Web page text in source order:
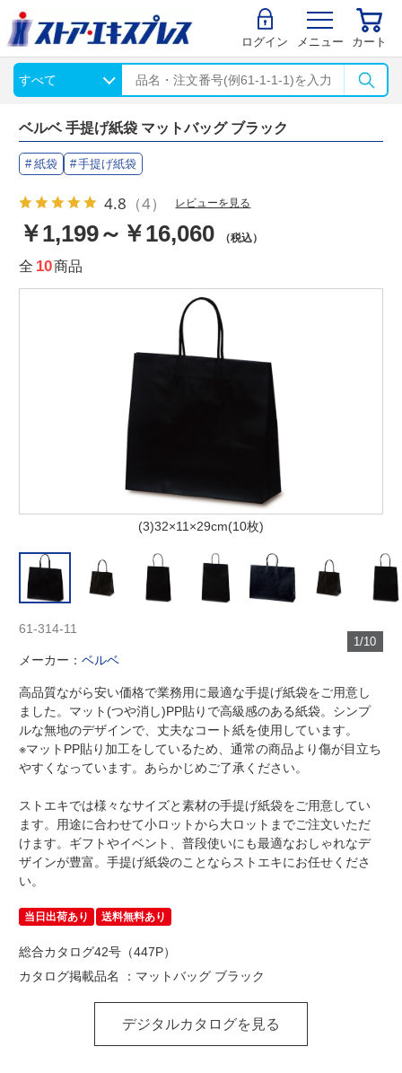
ログイン メニュー カート
ベルベ 手提げ紙袋 マットバッグ ブラック
紙袋 手提げ紙袋
4.8 （4） レビューを見る
￥1,199～￥16,060 （税込）
全 10商品
(3)32×11×29cm(10枚)
1/10
61-314-11
メーカー：ベルベ
高品質ながら安い価格で業務用に最適な手提げ紙袋をご用意し
ました。マット(つや消し)PP貼りで高級感のある紙袋。シンプ
ルな無地のデザインで、丈夫なコート紙を使用しています。
※マットPP貼り加工をしているため、通常の商品より傷が目立ち
やすくなっています。あらかじめご了承ください。
ストエキでは様々なサイズと素材の手提げ紙袋をご用意してい
ます。用途に合わせて小ロットから大ロットまでご注文いただ
けます。ギフトやイベント、普段使いにも最適なおしゃれなデ
ザインが豊富。手提げ紙袋のことならストエキにお任せくださ
い。
当日出荷あり 送料無料あり
総合カタログ42号（447P）
カタログ掲載品名 ：マットバッグ ブラック
デジタルカタログを見る